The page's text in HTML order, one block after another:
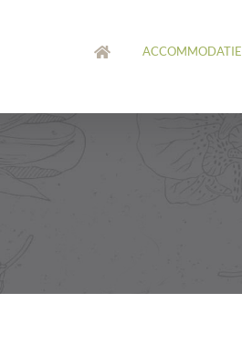
ACCOMMODATIE